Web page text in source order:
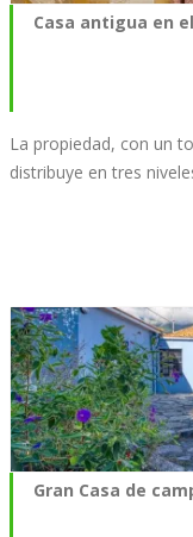
Casa antigua en
La propiedad, con un
distribuye en tres
Gran Casa de